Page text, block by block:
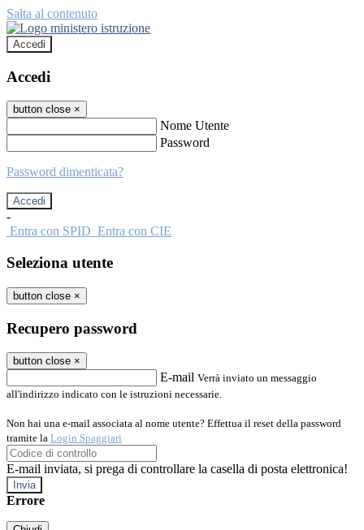
Salta al contenuto
Accedi
Accedi
button close ×
Nome Utente
Password
Password dimenticata?
-
Entra con SPID Entra con CIE
Seleziona utente
button close ×
Recupero password
button close ×
E-mail Verrà inviato un messaggio
all'indirizzo indicato con le istruzioni necessarie.
Non hai una e-mail associata al nome utente? Effettua il reset della password
tramite la Login Spaggiari
E-mail inviata, si prega di controllare la casella di posta elettronica!
Errore